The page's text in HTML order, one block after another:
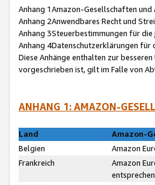
Anhang 1Amazon-Gesellschaften und
Anhang 2Anwendbares Recht und
Anhang 3Steuerbestimmungen für
Anhang 4Datenschutzerklärungen für
Diese Anhänge enthalten zur
vorgeschrieben ist, gilt im Falle von
ANHANG 1: AMAZON-
Land
Amazon-
Belgien
Amazon
Frankreich
Amazon